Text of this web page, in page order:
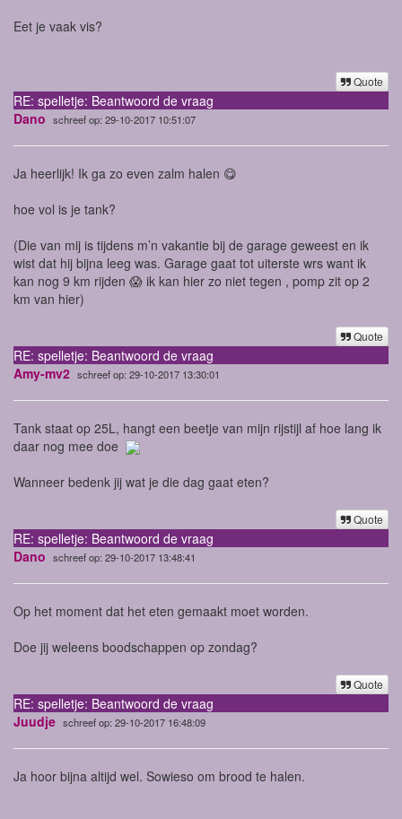
Eet je vaak vis?
Quote
RE: spelletje: Beantwoord de vraag
Dano schreef op: 29-10-2017 10:51:07
Ja heerlijk! Ik ga zo even zalm halen 😋
hoe vol is je tank?
(Die van mij is tijdens m’n vakantie bij de garage geweest en ik
wist dat hij bijna leeg was. Garage gaat tot uiterste wrs want ik
kan nog 9 km rijden 😱 ik kan hier zo niet tegen , pomp zit op 2
km van hier)
Quote
RE: spelletje: Beantwoord de vraag
Amy-mv2 schreef op: 29-10-2017 13:30:01
Tank staat op 25L, hangt een beetje van mijn rijstijl af hoe lang ik
daar nog mee doe
Wanneer bedenk jij wat je die dag gaat eten?
Quote
RE: spelletje: Beantwoord de vraag
Dano schreef op: 29-10-2017 13:48:41
Op het moment dat het eten gemaakt moet worden.
Doe jij weleens boodschappen op zondag?
Quote
RE: spelletje: Beantwoord de vraag
Juudje schreef op: 29-10-2017 16:48:09
Ja hoor bijna altijd wel. Sowieso om brood te halen.